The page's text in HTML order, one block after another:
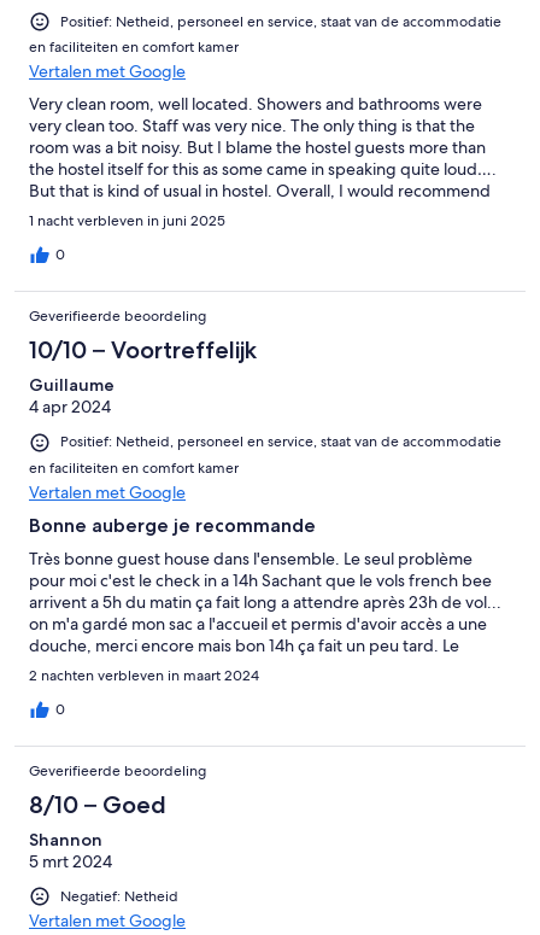
Positief: Netheid, personeel en service, staat van de accommodatie
en faciliteiten en comfort kamer
Vertalen met Google
Very clean room, well located. Showers and bathrooms were
very clean too. Staff was very nice. The only thing is that the
room was a bit noisy. But I blame the hostel guests more than
the hostel itself for this as some came in speaking quite loud….
But that is kind of usual in hostel. Overall, I would recommend
this place.
1 nacht verbleven in juni 2025
0
Geverifieerde beoordeling
10/10 – Voortreffelijk
Guillaume
4 apr 2024
Positief: Netheid, personeel en service, staat van de accommodatie
en faciliteiten en comfort kamer
Vertalen met Google
Bonne auberge je recommande
Très bonne guest house dans l'ensemble. Le seul problème
pour moi c'est le check in a 14h Sachant que le vols french bee
arrivent a 5h du matin ça fait long a attendre après 23h de vol...
on m'a gardé mon sac a l'accueil et permis d'avoir accès a une
douche, merci encore mais bon 14h ça fait un peu tard. Le
personnel est super sympa le petit déjeuner très correct, je suis
2 nachten verbleven in maart 2024
0
Geverifieerde beoordeling
8/10 – Goed
Shannon
5 mrt 2024
Negatief: Netheid
Vertalen met Google